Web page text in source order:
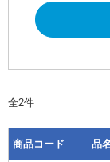
全2件
商品コード 品